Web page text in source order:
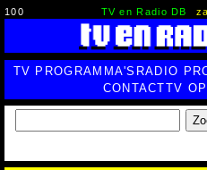
100 TV en Radio DB
TV PROGRAMMA'S RADIO
CONTACTTV